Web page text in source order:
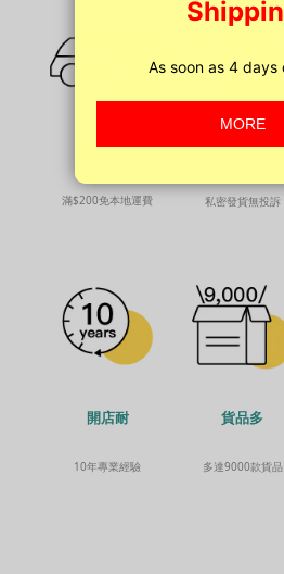
免運費
滿$200免本地運費
私隱高
私密發貨無投訴
開店耐
10年專業經驗
貨品多
多達9000款貨品